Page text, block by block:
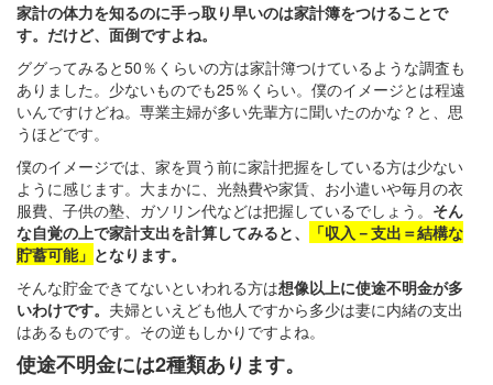
家計の体力を知るのに手っ取り早いのは家計簿をつけることで
す。だけど、面倒ですよね。
ググってみると50％くらいの方は家計簿つけているような調査も
ありました。少ないものでも25％くらい。僕のイメージとは程遠
いんですけどね。専業主婦が多い先輩方に聞いたのかな？と、思
うほどです。
僕のイメージでは、家を買う前に家計把握をしている方は少ない
ように感じます。大まかに、光熱費や家賃、お小遣いや毎月の衣
服費、子供の塾、ガソリン代などは把握しているでしょう。 そん
な自覚の上で家計支出を計算してみると、
「収入－支出＝結構な
貯蓄可能」 となります。
そんな貯金できてないといわれる方は想像以上に使途不明金が多
いわけです。 夫婦といえども他人ですから多少は妻に内緒の支出
はあるものです。その逆もしかりですよね。
使途不明金には2種類あります。